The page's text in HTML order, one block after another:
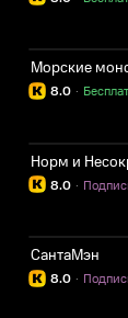
Морские
8.0 ·
Норм и
8.0 ·
СантаМэн
8.0 ·